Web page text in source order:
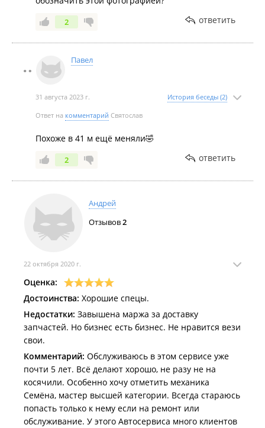
2 ответить
Павел
31 августа 2023 г. История беседы (2)
Ответ на комментарий Святослав
Похоже в 41 м ещё меняли🤣
2 ответить
Андрей
Отзывов2
22 октября 2020 г.
Оценка:
Достоинства: Хорошие спецы.
Недостатки: Завышена маржа за доставку
запчастей. Но бизнес есть бизнес. Не нравится вези
свои.
Комментарий: Обслуживаюсь в этом сервисе уже
почти 5 лет. Всё делают хорошо, не разу не на
косячили. Особенно хочу отметить механика
Семёна, мастер высшей категории. Всегда стараюсь
попасть только к нему если на ремонт или
обслуживание. У этого Автосервиса много клиентов